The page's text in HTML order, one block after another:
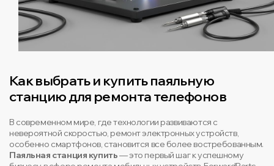
Как выбрать и купить паяльную
станцию для ремонта телефонов
В современном мире, где технологии развиваются с
невероятной скоростью, ремонт электронных устройств,
особенно смартфонов, становится все более востребованным.
Паяльная станция купить— это первый шаг к успешному